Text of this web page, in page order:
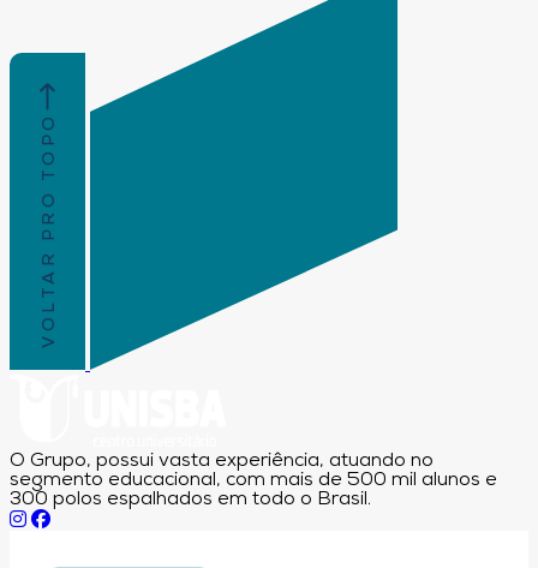
VOLTAR PRO TOPO
O Grupo, possui vasta experiência, atuando no
segmento educacional, com mais de 500 mil alunos e
300 polos espalhados em todo o Brasil.